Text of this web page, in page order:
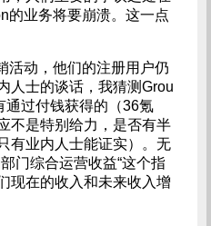
的业务将要崩溃。这一点
活动，他们的注册用户仍
人士的谈话，我猜测Grou
通过付钱获得的（36氪
不是特别给力，是否有半
有业内人士能证实）。无
门综合运营收益“这个指
现在的收入和未来收入增